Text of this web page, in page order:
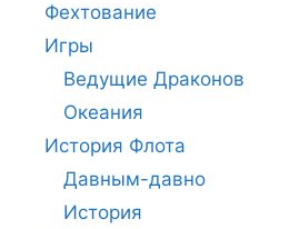
Фехтование
Игры
Ведущие Драконов
Океания
История Флота
Давным-давно
История